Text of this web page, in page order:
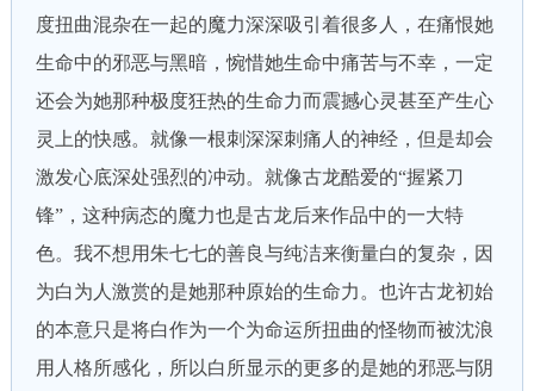
度扭曲混杂在一起的魔力深深吸引着很多人，在痛恨她
生命中的邪恶与黑暗，惋惜她生命中痛苦与不幸，一定
还会为她那种极度狂热的生命力而震撼心灵甚至产生心
灵上的快感。就像一根刺深深刺痛人的神经，但是却会
激发心底深处强烈的冲动。就像古龙酷爱的“握紧刀
锋”，这种病态的魔力也是古龙后来作品中的一大特
色。我不想用朱七七的善良与纯洁来衡量白的复杂，因
为白为人激赏的是她那种原始的生命力。也许古龙初始
的本意只是将白作为一个为命运所扭曲的怪物而被沈浪
用人格所感化，所以白所显示的更多的是她的邪恶与阴